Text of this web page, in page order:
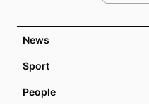
News
Sport
People